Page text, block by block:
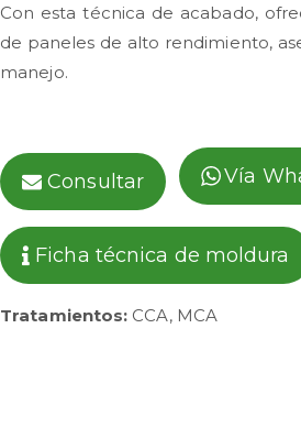
Con esta técnica de acabado,
de paneles de alto rendimiento,
manejo.
Consultar Vía
Ficha técnica de moldura
Tratamientos: CCA, MCA